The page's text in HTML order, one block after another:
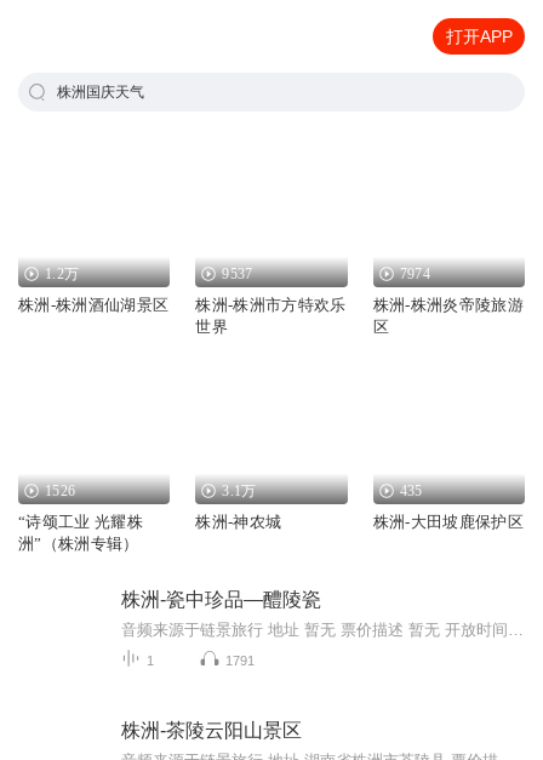
打开APP
株洲国庆天气
1.2万
株洲-株洲酒仙湖景区
9537
株洲-株洲市方特欢乐
世界
7974
株洲-株洲炎帝陵旅游
区
1526
“诗颂工业 光耀株
洲”（株洲专辑）
3.1万
株洲-神农城
435
株洲-大田坡鹿保护区
株洲-瓷中珍品—醴陵瓷
1 1791
株洲-茶陵云阳山景区